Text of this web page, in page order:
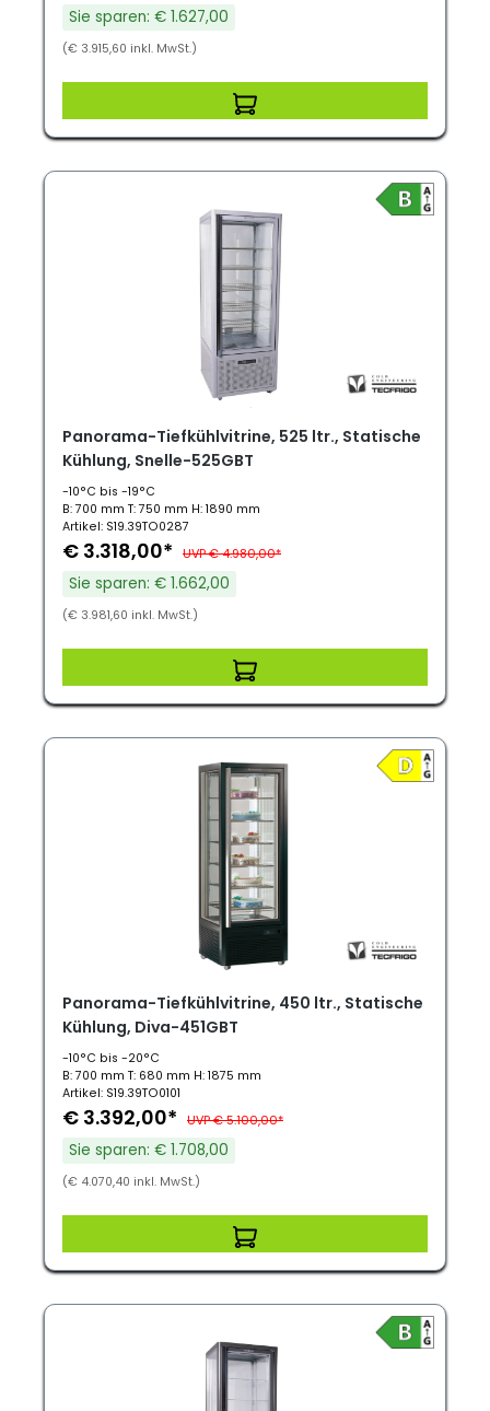
Sie sparen: € 1.627,00
(€ 3.915,60 inkl. MwSt.)
Panorama-Tiefkühlvitrine, 525 ltr., Statische
Kühlung, Snelle-525GBT
-10°C bis -19°C
B: 700 mm T: 750 mm H: 1890 mm
Artikel: S19.39TO0287
€ 3.318,00* UVP € 4.980,00*
Sie sparen: € 1.662,00
(€ 3.981,60 inkl. MwSt.)
Panorama-Tiefkühlvitrine, 450 ltr., Statische
Kühlung, Diva-451GBT
-10°C bis -20°C
B: 700 mm T: 680 mm H: 1875 mm
Artikel: S19.39TO0101
€ 3.392,00* UVP € 5.100,00*
Sie sparen: € 1.708,00
(€ 4.070,40 inkl. MwSt.)